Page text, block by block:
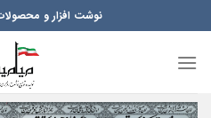
to
content
نوشت افزار و